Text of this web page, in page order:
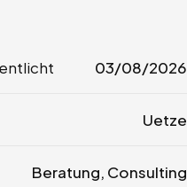
03/08/2026
Uetze
Beratung, Consulting